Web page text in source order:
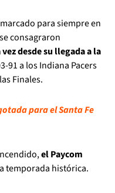
para siempre en
consagraron
desde su llegada a la
91 a los Indiana Pacers
Finales.
para el Santa Fe
el Paycom
temporada histórica.